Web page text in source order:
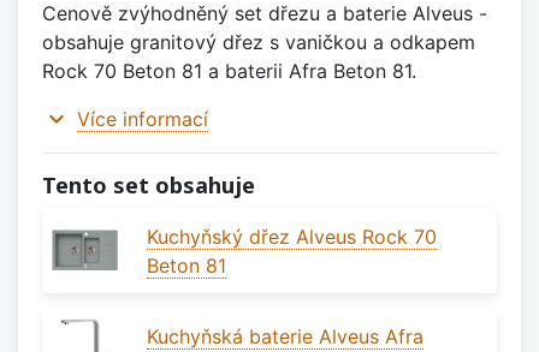
Cenově zvýhodněný set dřezu a baterie Alveus -
obsahuje granitový dřez s vaničkou a odkapem
Rock 70 Beton 81 a baterii Afra Beton 81.
expand_more Více informací
Tento set obsahuje
Kuchyňský dřez Alveus Rock 70
Beton 81
Kuchyňská baterie Alveus Afra